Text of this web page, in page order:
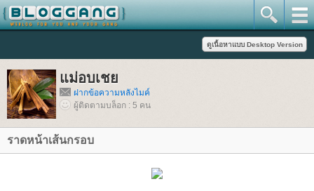
ม่อบเช
ฝากข้อความหลังไมค์
ผู้ติดตามบล็อก : 5 คน
ราดหน้าเส้นกรอบ